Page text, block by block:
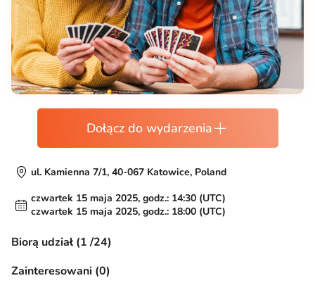
Dołącz do wydarzenia
ul. Kamienna 7/1, 40-067 Katowice, Poland
czwartek 15 maja 2025, godz.: 14:30 (UTC)
czwartek 15 maja 2025, godz.: 18:00 (UTC)
Biorą udział (1 /24)
Zainteresowani (0)